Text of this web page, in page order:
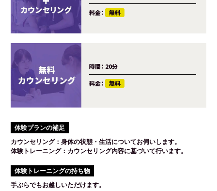
料金： 無料
時間： 20分
料金： 無料
体験プランの補足
カウンセリング：身体の状態・生活についてお伺いします。
体験トレーニング：カウンセリング内容に基づいて行います。
体験トレーニングの持ち物
手ぶらでもお越しいただけます。